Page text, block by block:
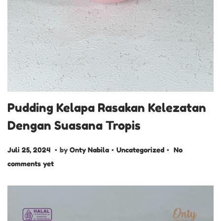
Pudding Kelapa Rasakan Kelezatan
Dengan Suasana Tropis
P
o
Juli 25, 2024 J
u
. by Onty Nabila . P
Uncategorized . No
comments yet